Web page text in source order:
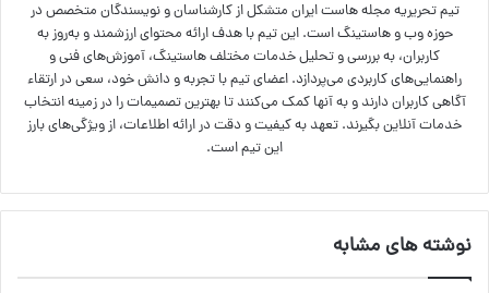
تیم تحریریه مجله هاست ایران متشکل از کارشناسان و نویسندگان متخصص در
حوزه وب و هاستینگ است. این تیم با هدف ارائه محتوای ارزشمند و به‌روز به
کاربران، به بررسی و تحلیل خدمات مختلف هاستینگ، آموزش‌های فنی و
راهنمایی‌های کاربردی می‌پردازد. اعضای تیم با تجربه و دانش خود، سعی در ارتقاء
آگاهی کاربران دارند و به آنها کمک می‌کنند تا بهترین تصمیمات را در زمینه انتخاب
خدمات آنلاین بگیرند. تعهد به کیفیت و دقت در ارائه اطلاعات، از ویژگی‌های بارز
این تیم است.
نوشته های مشابه